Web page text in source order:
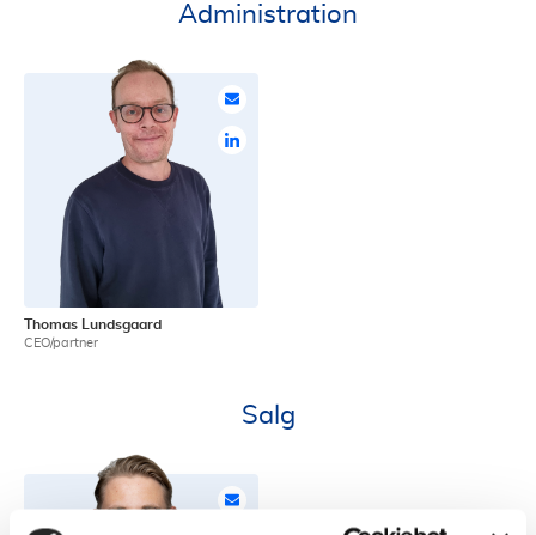
Administration
Thomas Lundsgaard
CEO/partner
Salg